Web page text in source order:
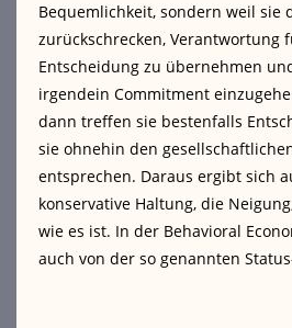
Bequemlichkeit, sondern weil sie
zurückschrecken, Verantwortung
Entscheidung zu übernehmen
irgendein Commitment
dann treffen sie bestenfalls
sie ohnehin den
entsprechen. Daraus ergibt sich
konservative Haltung, die
wie es ist. In der Behavioral
auch von der so genannten